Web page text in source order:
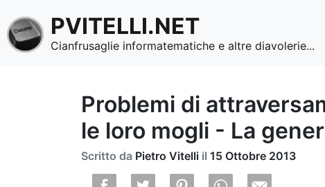
PVITELLI.NET
Cianfrusaglie informatematiche e altre diavolerie...
Problemi di
le loro mogli - La
Scritto da Pietro Vitelli il 15 Ottobre 2013